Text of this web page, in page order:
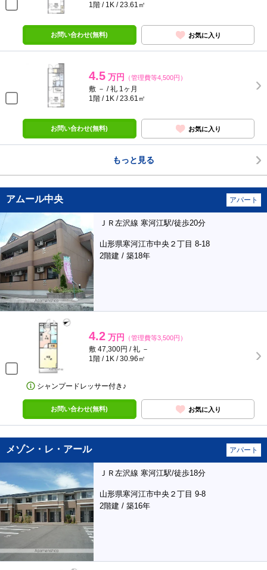
1階 / 1K / 23.61㎡
お問い合わせ(無料) お気に入り
4.5 万円 （管理費等4,500円）
敷 － / 礼 1ヶ月
1階 / 1K / 23.61㎡
お問い合わせ(無料) お気に入り
もっと見る
アムール中央 アパート
ＪＲ左沢線 寒河江駅/徒歩20分
山形県寒河江市中央２丁目 8-18
2階建 / 築18年
4.2 万円 （管理費等3,500円）
敷 47,300円 / 礼 －
1階 / 1K / 30.96㎡
シャンプードレッサー付き♪
お問い合わせ(無料) お気に入り
メゾン・レ・アール アパート
ＪＲ左沢線 寒河江駅/徒歩18分
山形県寒河江市中央２丁目 9-8
2階建 / 築16年